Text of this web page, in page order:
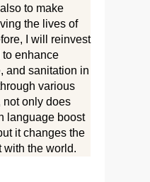
to make
the lives of
I will reinvest
to enhance
and sanitation in
various
not only does
language boost
it changes the
with the world.